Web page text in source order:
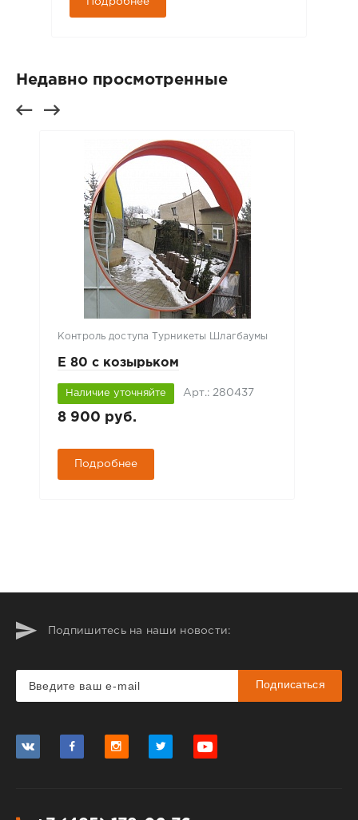
Подробнее
Недавно просмотренные
Контроль доступа Турникеты Шлагбаумы
E 80 с козырьком
Наличие уточняйте Арт.: 280437
8 900 руб.
Подробнее
Подпишитесь на наши новости:
Подписаться